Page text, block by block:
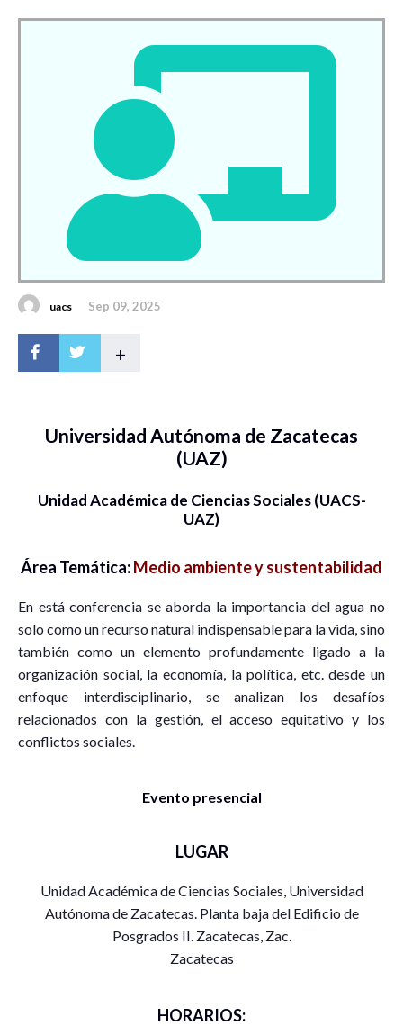
uacs Sep 09, 2025
+
Universidad Autónoma de Zacatecas
(UAZ)
Unidad Académica de Ciencias Sociales (UACS-
UAZ)
Área Temática:Medio ambiente y sustentabilidad
En está conferencia se aborda la importancia del agua no
solo como un recurso natural indispensable para la vida, sino
también como un elemento profundamente ligado a la
organización social, la economía, la política, etc. desde un
enfoque interdisciplinario, se analizan los desafíos
relacionados con la gestión, el acceso equitativo y los
conflictos sociales.
Evento presencial
LUGAR
Unidad Académica de Ciencias Sociales, Universidad
Autónoma de Zacatecas. Planta baja del Edificio de
Posgrados II. Zacatecas, Zac.
Zacatecas
HORARIOS: